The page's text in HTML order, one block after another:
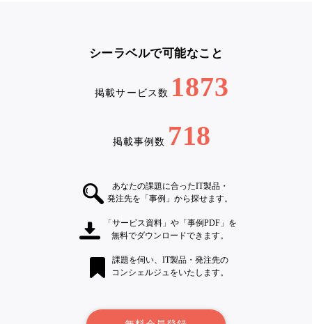
シーラベルで可能なこと
掲載サービス数 1873
掲載事例数 718
あなたの課題に合ったIT製品・
発注先を「事例」から探せます。
「サービス資料」や「事例PDF」を
無料でダウンロードできます。
課題を伺い、IT製品・発注先の
コンシェルジュをいたします。